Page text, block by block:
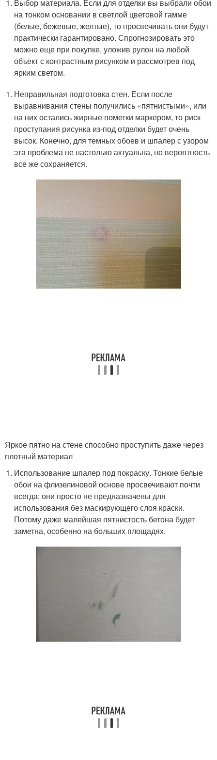
Выбор материала. Если для отделки вы выбрали обои
на тонком основании в светлой цветовой гамме
(белые, бежевые, желтые), то просвечивать они будут
практически гарантировано. Спрогнозировать это
можно еще при покупке, уложив рулон на любой
объект с контрастным рисунком и рассмотрев под
ярким светом.
Неправильная подготовка стен. Если после
выравнивания стены получились «пятнистыми», или
на них остались жирные пометки маркером, то риск
проступания рисунка из-под отделки будет очень
высок. Конечно, для темных обоев и шпалер с узором
эта проблема не настолько актуальна, но вероятность
все же сохраняется.
Яркое пятно на стене способно проступить даже через
плотный материал
Использование шпалер под покраску. Тонкие белые
обои на флизелиновой основе просвечивают почти
всегда: они просто не предназначены для
использования без маскирующего слоя краски.
Потому даже малейшая пятнистость бетона будет
заметна, особенно на больших площадях.